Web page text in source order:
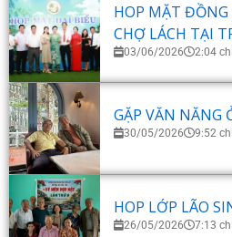
HOP MẶT
CHỢ LÁCH TẠI
03/06/2026 2:04
GẶP VĂN NĂNG
30/05/2026 9:52
HOP LỚP LÃO
26/05/2026 7:13